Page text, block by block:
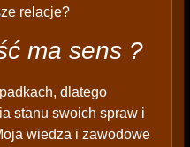
relacje?
ma sens ?
dlatego
stanu swoich spraw i
wiedza i zawodowe